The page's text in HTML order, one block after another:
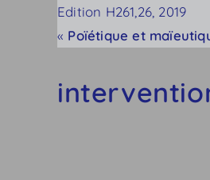
Edition H261,26, 2019
« Poïétique et